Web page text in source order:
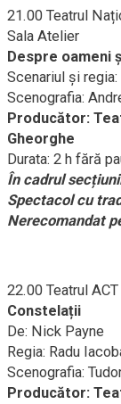
21.00 Teatrul
Sala Atelier
Despre oameni
Scenariul și
Scenografia:
Producător:
Gheorghe
Durata: 2 h fără
În cadrul
Spectacol cu
Nerecomandat
22.00 Teatrul ACT
Constelații
De: Nick Payne
Regia: Radu
Scenografia:
Producător: